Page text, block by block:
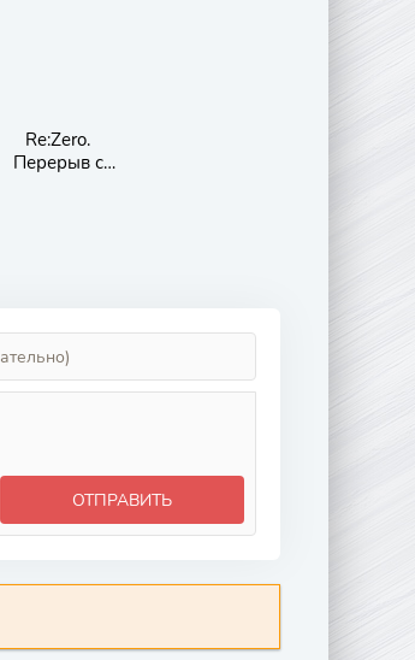
Re:Zero.
Перерыв с
ОТПРАВИТЬ